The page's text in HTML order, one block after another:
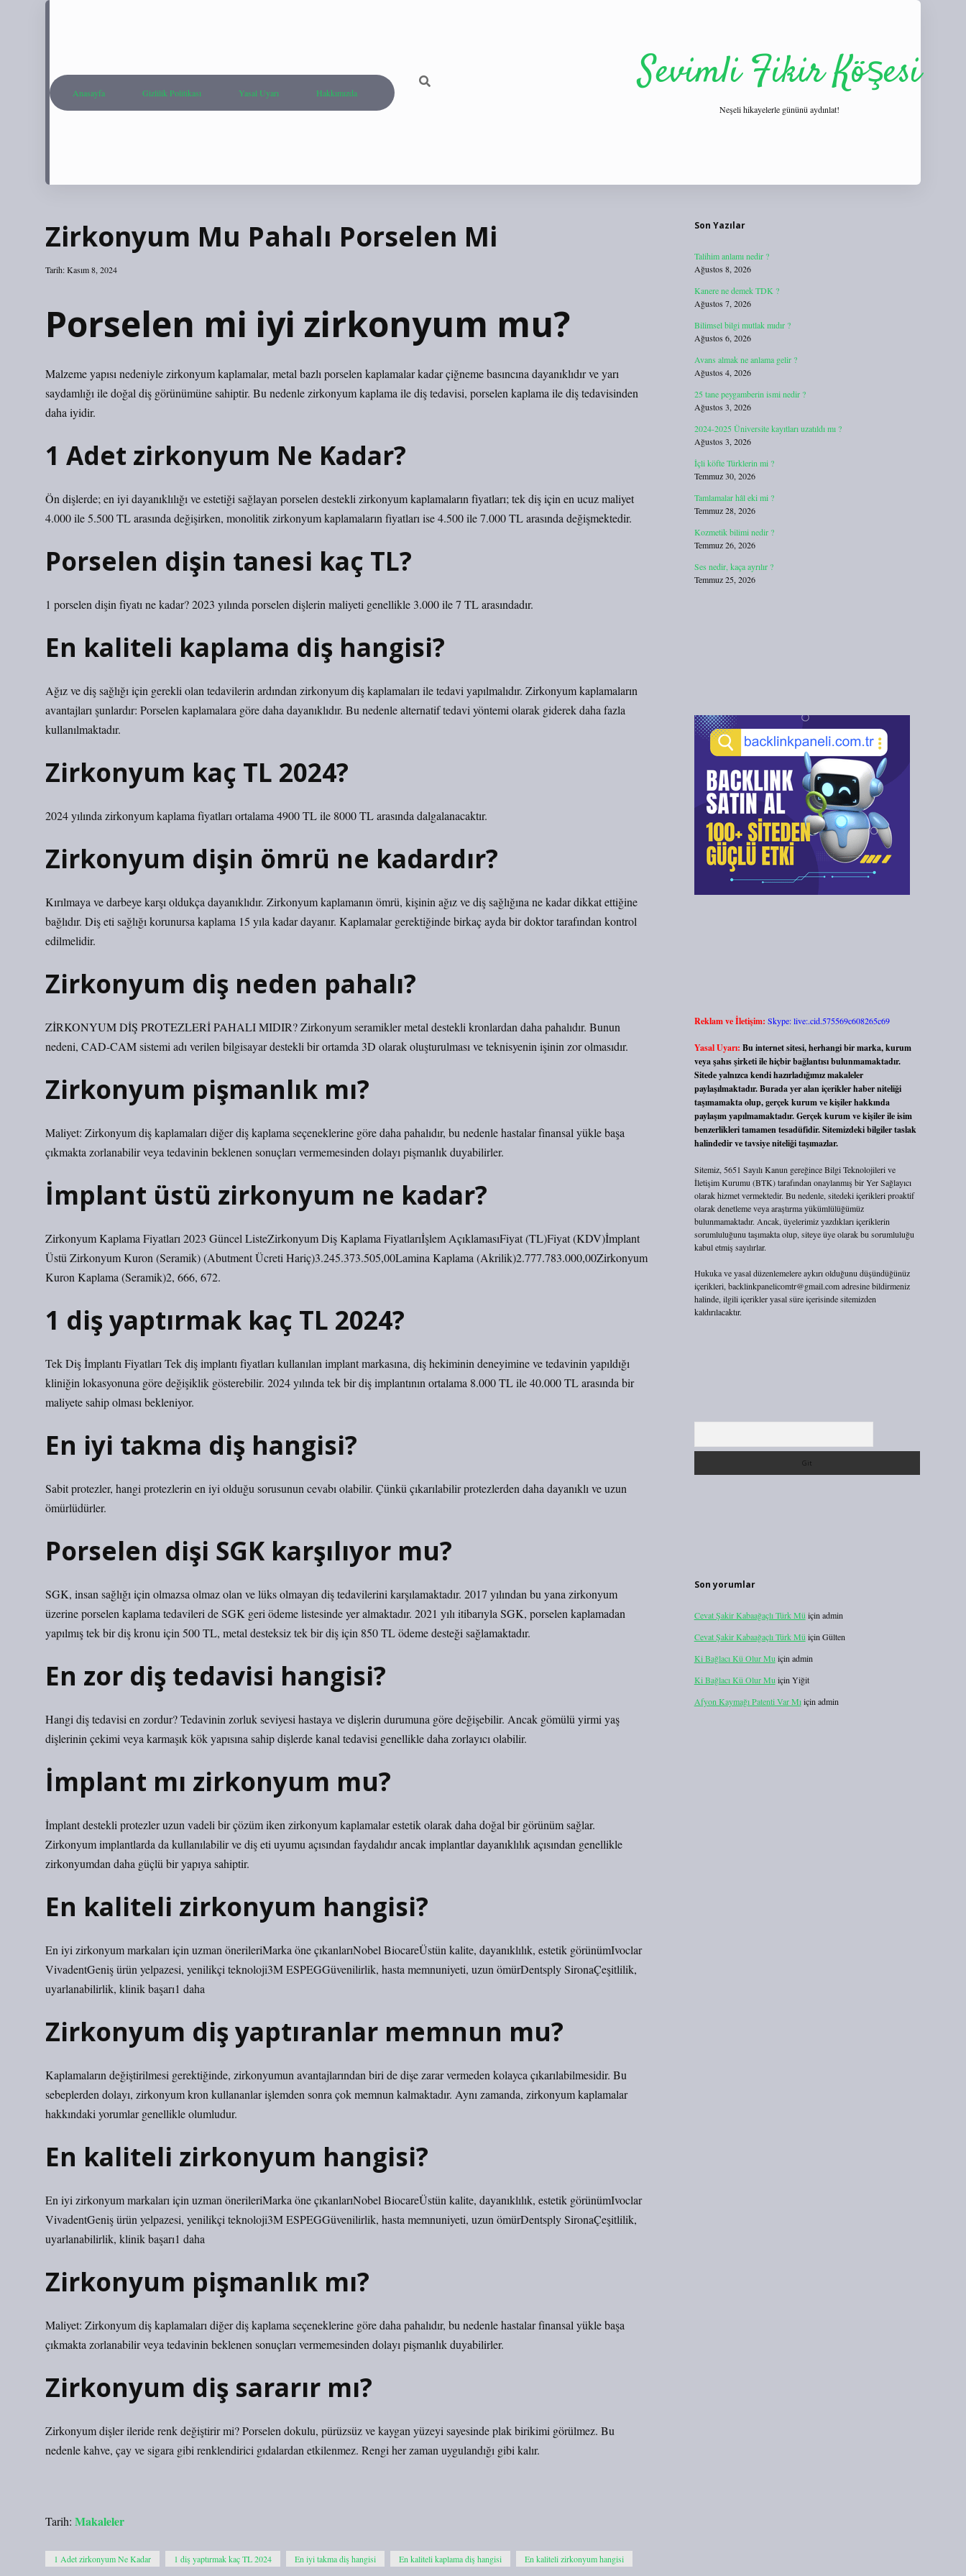
Anasayfa Gizlilik Politikası Yasal Uyarı Hakkımızda Sevimli Fikir Köşesi
Neşeli hikayelerle gününü aydınlat!
Zirkonyum Mu Pahalı Porselen Mi
Tarih: Kasım 8, 2024
Porselen mi iyi zirkonyum mu?
Malzeme yapısı nedeniyle zirkonyum kaplamalar, metal bazlı porselen kaplamalar kadar çiğneme basıncına dayanıklıdır ve yarı
saydamlığı ile doğal diş görünümüne sahiptir. Bu nedenle zirkonyum kaplama ile diş tedavisi, porselen kaplama ile diş tedavisinden
daha iyidir.
1 Adet zirkonyum Ne Kadar?
Ön dişlerde; en iyi dayanıklılığı ve estetiği sağlayan porselen destekli zirkonyum kaplamaların fiyatları; tek diş için en ucuz maliyet
4.000 ile 5.500 TL arasında değişirken, monolitik zirkonyum kaplamaların fiyatları ise 4.500 ile 7.000 TL arasında değişmektedir.
Porselen dişin tanesi kaç TL?
1 porselen dişin fiyatı ne kadar? 2023 yılında porselen dişlerin maliyeti genellikle 3.000 ile 7 TL arasındadır.
En kaliteli kaplama diş hangisi?
Ağız ve diş sağlığı için gerekli olan tedavilerin ardından zirkonyum diş kaplamaları ile tedavi yapılmalıdır. Zirkonyum kaplamaların
avantajları şunlardır: Porselen kaplamalara göre daha dayanıklıdır. Bu nedenle alternatif tedavi yöntemi olarak giderek daha fazla
kullanılmaktadır.
Zirkonyum kaç TL 2024?
2024 yılında zirkonyum kaplama fiyatları ortalama 4900 TL ile 8000 TL arasında dalgalanacaktır.
Zirkonyum dişin ömrü ne kadardır?
Kırılmaya ve darbeye karşı oldukça dayanıklıdır. Zirkonyum kaplamanın ömrü, kişinin ağız ve diş sağlığına ne kadar dikkat ettiğine
bağlıdır. Diş eti sağlığı korunursa kaplama 15 yıla kadar dayanır. Kaplamalar gerektiğinde birkaç ayda bir doktor tarafından kontrol
edilmelidir.
Zirkonyum diş neden pahalı?
ZİRKONYUM DİŞ PROTEZLERİ PAHALI MIDIR? Zirkonyum seramikler metal destekli kronlardan daha pahalıdır. Bunun
nedeni, CAD-CAM sistemi adı verilen bilgisayar destekli bir ortamda 3D olarak oluşturulması ve teknisyenin işinin zor olmasıdır.
Zirkonyum pişmanlık mı?
Maliyet: Zirkonyum diş kaplamaları diğer diş kaplama seçeneklerine göre daha pahalıdır, bu nedenle hastalar finansal yükle başa
çıkmakta zorlanabilir veya tedavinin beklenen sonuçları vermemesinden dolayı pişmanlık duyabilirler.
İmplant üstü zirkonyum ne kadar?
Zirkonyum Kaplama Fiyatları 2023 Güncel ListeZirkonyum Diş Kaplama Fiyatlarıİşlem AçıklamasıFiyat (TL)Fiyat (KDV)İmplant
Üstü Zirkonyum Kuron (Seramik) (Abutment Ücreti Hariç)3.245.373.505,00Lamina Kaplama (Akrilik)2.777.783.000,00Zirkonyum
Kuron Kaplama (Seramik)2, 666, 672.
1 diş yaptırmak kaç TL 2024?
Tek Diş İmplantı Fiyatları Tek diş implantı fiyatları kullanılan implant markasına, diş hekiminin deneyimine ve tedavinin yapıldığı
kliniğin lokasyonuna göre değişiklik gösterebilir. 2024 yılında tek bir diş implantının ortalama 8.000 TL ile 40.000 TL arasında bir
maliyete sahip olması bekleniyor.
En iyi takma diş hangisi?
Sabit protezler, hangi protezlerin en iyi olduğu sorusunun cevabı olabilir. Çünkü çıkarılabilir protezlerden daha dayanıklı ve uzun
ömürlüdürler.
Porselen dişi SGK karşılıyor mu?
SGK, insan sağlığı için olmazsa olmaz olan ve lüks olmayan diş tedavilerini karşılamaktadır. 2017 yılından bu yana zirkonyum
üzerine porselen kaplama tedavileri de SGK geri ödeme listesinde yer almaktadır. 2021 yılı itibarıyla SGK, porselen kaplamadan
yapılmış tek bir diş kronu için 500 TL, metal desteksiz tek bir diş için 850 TL ödeme desteği sağlamaktadır.
En zor diş tedavisi hangisi?
Hangi diş tedavisi en zordur? Tedavinin zorluk seviyesi hastaya ve dişlerin durumuna göre değişebilir. Ancak gömülü yirmi yaş
dişlerinin çekimi veya karmaşık kök yapısına sahip dişlerde kanal tedavisi genellikle daha zorlayıcı olabilir.
İmplant mı zirkonyum mu?
İmplant destekli protezler uzun vadeli bir çözüm iken zirkonyum kaplamalar estetik olarak daha doğal bir görünüm sağlar.
Zirkonyum implantlarda da kullanılabilir ve diş eti uyumu açısından faydalıdır ancak implantlar dayanıklılık açısından genellikle
zirkonyumdan daha güçlü bir yapıya sahiptir.
En kaliteli zirkonyum hangisi?
En iyi zirkonyum markaları için uzman önerileriMarka öne çıkanlarıNobel BiocareÜstün kalite, dayanıklılık, estetik görünümIvoclar
VivadentGeniş ürün yelpazesi, yenilikçi teknoloji3M ESPEGGüvenilirlik, hasta memnuniyeti, uzun ömürDentsply SironaÇeşitlilik,
uyarlanabilirlik, klinik başarı1 daha
Zirkonyum diş yaptıranlar memnun mu?
Kaplamaların değiştirilmesi gerektiğinde, zirkonyumun avantajlarından biri de dişe zarar vermeden kolayca çıkarılabilmesidir. Bu
sebeplerden dolayı, zirkonyum kron kullananlar işlemden sonra çok memnun kalmaktadır. Aynı zamanda, zirkonyum kaplamalar
hakkındaki yorumlar genellikle olumludur.
En kaliteli zirkonyum hangisi?
En iyi zirkonyum markaları için uzman önerileriMarka öne çıkanlarıNobel BiocareÜstün kalite, dayanıklılık, estetik görünümIvoclar
VivadentGeniş ürün yelpazesi, yenilikçi teknoloji3M ESPEGGüvenilirlik, hasta memnuniyeti, uzun ömürDentsply SironaÇeşitlilik,
uyarlanabilirlik, klinik başarı1 daha
Zirkonyum pişmanlık mı?
Maliyet: Zirkonyum diş kaplamaları diğer diş kaplama seçeneklerine göre daha pahalıdır, bu nedenle hastalar finansal yükle başa
çıkmakta zorlanabilir veya tedavinin beklenen sonuçları vermemesinden dolayı pişmanlık duyabilirler.
Zirkonyum diş sararır mı?
Zirkonyum dişler ileride renk değiştirir mi? Porselen dokulu, pürüzsüz ve kaygan yüzeyi sayesinde plak birikimi görülmez. Bu
nedenle kahve, çay ve sigara gibi renklendirici gıdalardan etkilenmez. Rengi her zaman uygulandığı gibi kalır.
Tarih: Makaleler
1 Adet zirkonyum Ne Kadar 1 diş yaptırmak kaç TL 2024 En iyi takma diş hangisi En kaliteli kaplama diş hangisi En kaliteli zirkonyum hangisi
Son Yazılar
Talihim anlamı nedir ?
Ağustos 8, 2026
Kanere ne demek TDK ?
Ağustos 7, 2026
Bilimsel bilgi mutlak mıdır ?
Ağustos 6, 2026
Avans almak ne anlama gelir ?
Ağustos 4, 2026
25 tane peygamberin ismi nedir ?
Ağustos 3, 2026
2024-2025 Üniversite kayıtları uzatıldı mı ?
Ağustos 3, 2026
İçli köfte Türklerin mi ?
Temmuz 30, 2026
Tamlamalar hâl eki mi ?
Temmuz 28, 2026
Kozmetik bilimi nedir ?
Temmuz 26, 2026
Ses nedir, kaça ayrılır ?
Temmuz 25, 2026
Reklam ve İletişim: Skype: live:.cid.575569c608265c69
Yasal Uyarı: Bu internet sitesi, herhangi bir marka, kurum
veya şahıs şirketi ile hiçbir bağlantısı bulunmamaktadır.
Sitede yalnızca kendi hazırladığımız makaleler
paylaşılmaktadır. Burada yer alan içerikler haber niteliği
taşımamakta olup, gerçek kurum ve kişiler hakkında
paylaşım yapılmamaktadır. Gerçek kurum ve kişiler ile isim
benzerlikleri tamamen tesadüfidir. Sitemizdeki bilgiler taslak
halindedir ve tavsiye niteliği taşımazlar.
Sitemiz, 5651 Sayılı Kanun gereğince Bilgi Teknolojileri ve
İletişim Kurumu (BTK) tarafından onaylanmış bir Yer Sağlayıcı
olarak hizmet vermektedir. Bu nedenle, sitedeki içerikleri proaktif
olarak denetleme veya araştırma yükümlülüğümüz
bulunmamaktadır. Ancak, üyelerimiz yazdıkları içeriklerin
sorumluluğunu taşımakta olup, siteye üye olarak bu sorumluluğu
kabul etmiş sayılırlar.
Hukuka ve yasal düzenlemelere aykırı olduğunu düşündüğünüz
içerikleri, backlinkpanelicomtr@gmail.comadresine bildirmeniz
halinde, ilgili içerikler yasal süre içerisinde sitemizden
kaldırılacaktır.
Son yorumlar
Cevat Şakir Kabaağaçlı Türk Mü için admin
Cevat Şakir Kabaağaçlı Türk Mü için Gülten
Ki Bağlacı Kü Olur Mu için admin
Ki Bağlacı Kü Olur Mu için Yiğit
Afyon Kaymağı Patenti Var Mıiçin admin